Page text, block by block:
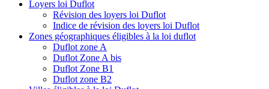
Loyers loi Duflot
Révision des loyers loi Duflot
Indice de révision des loyers loi Duflot
Zones géographiques éligibles à la loi duflot
Duflot zone A
Duflot Zone A bis
Duflot Zone B1
Duflot zone B2